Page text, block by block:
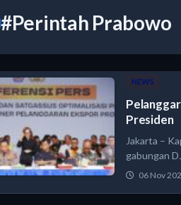
#Perintah Prabowo
NEWS
Presiden
Jakarta –
gabungan
06 Nov